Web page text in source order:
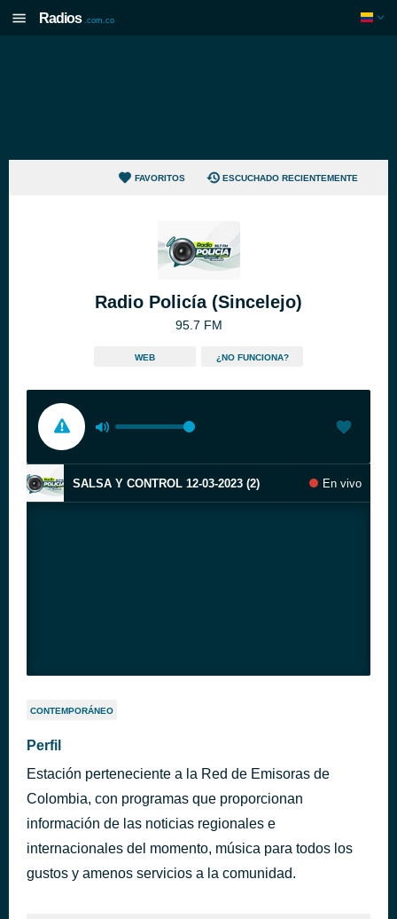
Radios .com.co
FAVORITOS ESCUCHADO RECIENTEMENTE
Radio Policía (Sincelejo)
95.7 FM
WEB ¿NO FUNCIONA?
SALSA Y CONTROL 12-03-2023 (2) En vivo
CONTEMPORÁNEO
Perfil
Estación perteneciente a la Red de Emisoras de
Colombia, con programas que proporcionan
información de las noticias regionales e
internacionales del momento, música para todos los
gustos y amenos servicios a la comunidad.